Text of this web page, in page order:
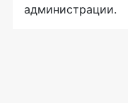
администрации.